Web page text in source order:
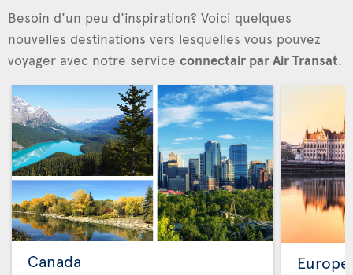
Besoin d'un peu d'inspiration? Voici quelques
nouvelles destinations vers lesquelles vous pouvez
voyager avec notre service connectair par Air Transat.
Canada Europe